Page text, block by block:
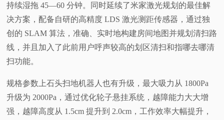
持续湿拖 45—60 分钟。同时延续了米家激光规划的最佳解
决方案，配备自研的高精度 LDS 激光测距传感器，通过独
创的 SLAM 算法，准确、实时地构建房间地图并规划清扫路
线，并且加入了此前用户呼声较高的划区清扫和指哪去哪清
扫功能。
规格参数上石头扫地机器人也有升级，最大吸力从 1800Pa
升级为 2000Pa，通过优化轮子悬挂系统，越障能力大大增
强，越障高度从 1.5cm 提升到 2.0cm，工作效率大幅提升，